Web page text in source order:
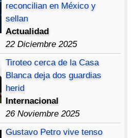
reconcilian en México y
sellan
Actualidad
22 Diciembre 2025
Tiroteo cerca de la Casa
Blanca deja dos guardias
herid
Internacional
26 Noviembre 2025
Gustavo Petro vive tenso